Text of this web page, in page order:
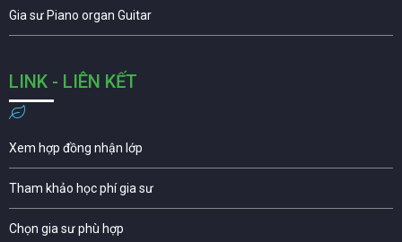
Gia sư Piano organ Guitar
LINK - LIÊN KẾT
Xem hợp đồng nhận lớp
Tham khảo học phí gia sư
Chọn gia sư phù hợp